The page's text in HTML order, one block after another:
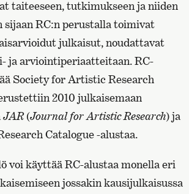
taiteeseen, tutkimukseen ja niiden
sijaan RC:n perustalla toimivat
julkaisut, noudattavat
ja arviointiperiaatteitaan. RC-
Society for Artistic Research
2010 julkaisemaan
JAR(Journal for Artistic Research) ja
Catalogue -alustaa.
voi käyttää RC-alustaa monella eri
jossakin kausijulkaisussa